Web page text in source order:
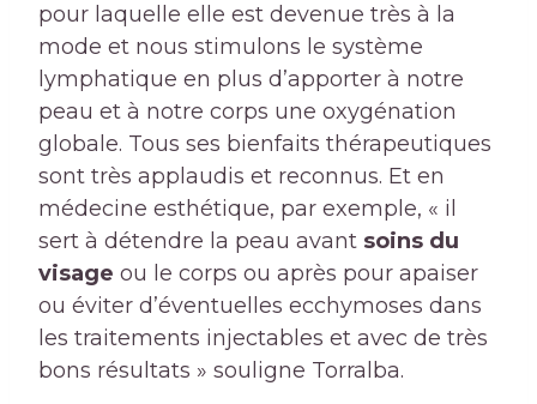
pour laquelle elle est devenue très à la
mode et nous stimulons le système
lymphatique en plus d’apporter à notre
peau et à notre corps une oxygénation
globale. Tous ses bienfaits thérapeutiques
sont très applaudis et reconnus. Et en
médecine esthétique, par exemple, « il
sert à détendre la peau avant soins du
visage ou le corps ou après pour apaiser
ou éviter d’éventuelles ecchymoses dans
les traitements injectables et avec de très
bons résultats » souligne Torralba.